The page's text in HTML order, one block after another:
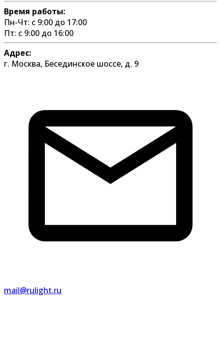
Время работы:
Пн-Чт: с 9:00 до 17:00
Пт: с 9:00 до 16:00
Адрес:
г. Москва, Бесединское шоссе, д. 9
mail@rulight.ru